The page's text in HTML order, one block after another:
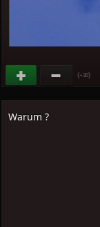
(+30)
Warum ?